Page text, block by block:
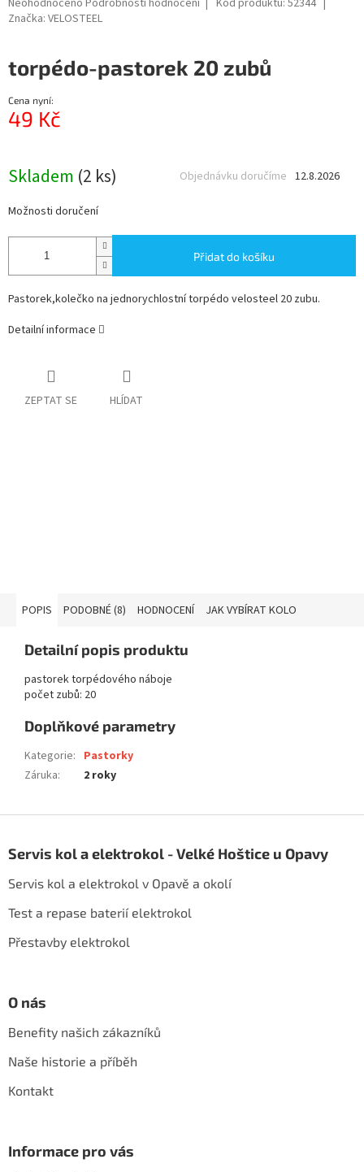
hodnocení
0,0
z
5
hvězdiček.
Neohodnoceno Podrobnosti hodnocení Kód produktu: 52344
Značka: VELOSTEEL
torpédo-pastorek 20 zubů
Cena nyní:
49 Kč
Skladem (2 ks) 12.8.2026
Objednávku doručíme
Možnosti doručení
Přidat do košíku
Pastorek,kolečko na jednorychlostní torpédo velosteel 20 zubu.
Detailní informace
ZEPTAT SE HLÍDAT
POPIS PODOBNÉ (8) HODNOCENÍ JAK VYBÍRAT KOLO
Detailní popis produktu
pastorek torpédového náboje
počet zubů: 20
Doplňkové parametry
Kategorie: Pastorky
Záruka: 2 roky
pServis kol a elektrokol - Velké Hoštice u Opavy
Servis kol a elektrokol v Opavě a okolí
Test a repase baterií elektrokol
Přestavby elektrokol
O nás
Benefity našich zákazníků
Naše historie a příběh
Kontakt
Informace pro vás